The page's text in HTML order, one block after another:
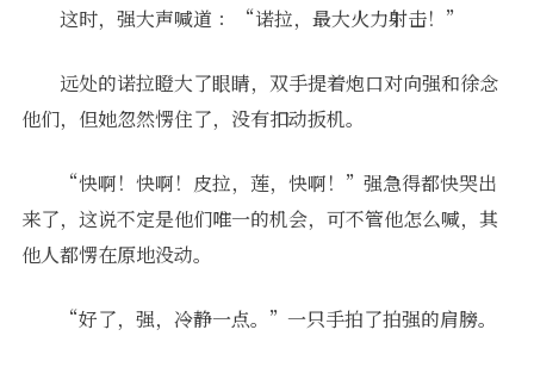
这时，强大声喊道 ：“诺拉，最大火力射击！”
远处的诺拉瞪大了眼睛，双手提着炮口对向强和徐念
他们，但她忽然愣住了，没有扣动扳机。
“快啊！快啊！皮拉，莲，快啊！”强急得都快哭出
来了，这说不定是他们唯一的机会，可不管他怎么喊，其
他人都愣在原地没动。
“好了，强，冷静一点。”一只手拍了拍强的肩膀。